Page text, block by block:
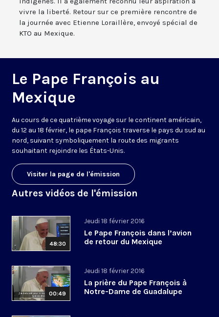
vivre la liberté. Retour sur ce première rencontre de
la journée avec Etienne Loraillère, envoyé spécial de
KTO au Mexique.
Le Pape François au
Mexique
Au cours de ce quatrième voyage sur le continent américain,
du 12 au 18 février, le pape François traverse le pays du sud au
nord, suivant symboliquement la route des migrants
souhaitant rejoindre les États-Unis.
Visiter la page de l'émission
Autres vidéos de l'émission
48:30
Jeudi 18 février 2016
Le Pape François dans l’avion
de retour du Mexique
00:49
Jeudi 18 février 2016
La prière du Pape François à
Notre-Dame de Guadalupe